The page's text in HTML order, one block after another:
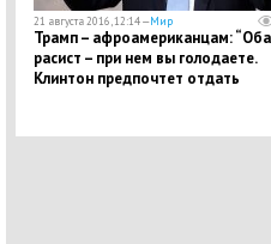
21 августа 2016, 12:14 —Мир
Трамп – афроамериканцам:
расист – при нем вы голодаете.
Клинтон предпочтет отдать